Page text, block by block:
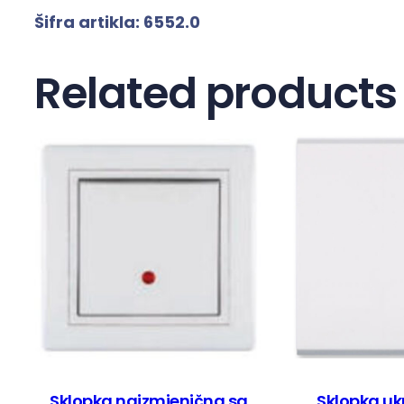
Šifra artikla: 6552.0
Related products